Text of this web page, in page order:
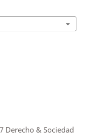
Derecho & Sociedad